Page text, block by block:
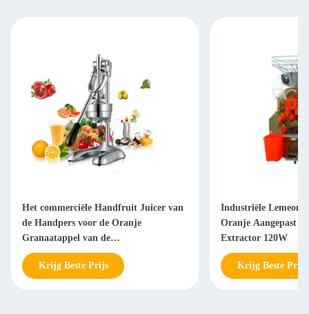
Het commerciële Handfruit Juicer van
de Handpers voor de Oranje
Granaatappel van de
Citrusvruchtencitroen
Krijg Beste Prijs
Industriële Lemeon
Oranje Aangepast
Extractor 120W
Krijg Beste Prijs